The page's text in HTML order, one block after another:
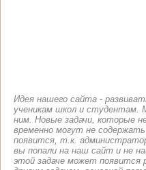
Идея нашего сайта -
ученикам школ и студентам.
ним. Новые задачи, которые
временно могут не
появится, т.к.
вы попали на наш сайт и не
этой задаче может появится